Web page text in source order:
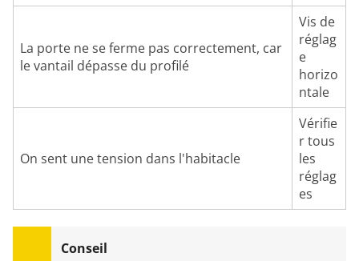
La porte ne se ferme pas correctement, car
le vantail dépasse du profilé
Vis de
réglag
e
horizo
ntale
On sent une tension dans l'habitacle
Vérifie
r tous
les
réglag
es